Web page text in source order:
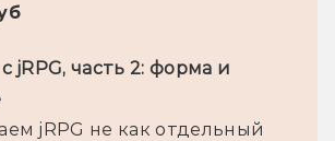
jRPG, часть 2: форма и
jRPG не как отдельный